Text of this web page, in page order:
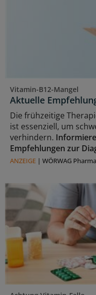
Vitamin-B12-Mangel
Aktuelle
Die frühzeitige
ist essenziell, um
verhindern.
Empfehlungen zur
ANZEIGE | WÖRWAG